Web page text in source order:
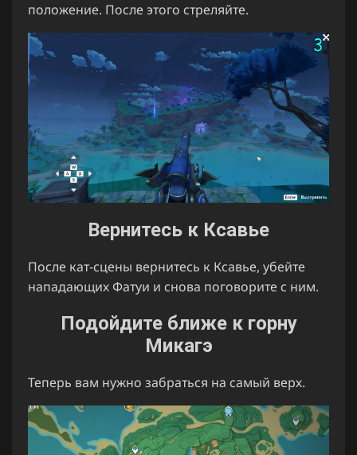
положение. После этого стреляйте.
Вернитесь к Ксавье
После кат-сцены вернитесь к Ксавье, убейте
нападающих Фатуи и снова поговорите с ним.
Подойдите ближе к горну
Микагэ
Теперь вам нужно забраться на самый верх.